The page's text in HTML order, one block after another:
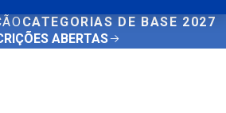
CATEGORIAS DE BASE 2027
ABERTAS